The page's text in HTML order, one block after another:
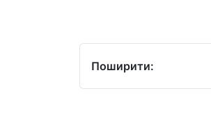
Поширити: